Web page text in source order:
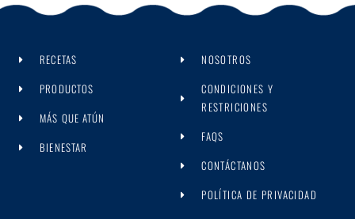
RECETAS
PRODUCTOS
MÁS QUE ATÚN
BIENESTAR
NOSOTROS
CONDICIONES Y
RESTRICIONES
FAQS
CONTÁCTANOS
POLÍTICA DE PRIVACIDAD